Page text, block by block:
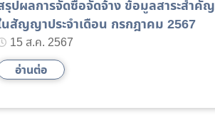
รุปผลการจัดซื้อจัดจ้าง ข้อมูลสาระสำคัญ
นสัญญาประจำเดือน กรกฎาคม 2567
15 ส.ค. 2567
อ่านต่อ